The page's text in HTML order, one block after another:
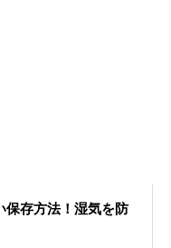
保存方法！湿気を防